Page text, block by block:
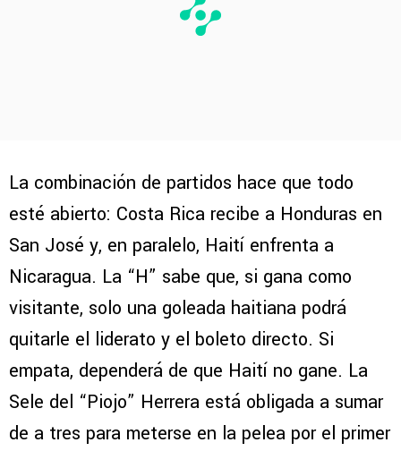
La combinación de partidos hace que todo
esté abierto: Costa Rica recibe a Honduras en
San José y, en paralelo, Haití enfrenta a
Nicaragua. La “H” sabe que, si gana como
visitante, solo una goleada haitiana podrá
quitarle el liderato y el boleto directo. Si
empata, dependerá de que Haití no gane. La
Sele del “Piojo” Herrera está obligada a sumar
de a tres para meterse en la pelea por el primer